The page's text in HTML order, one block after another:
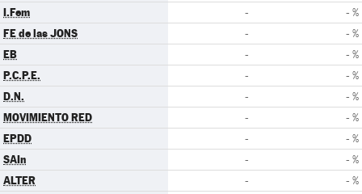
I.Fem - - %
FE de las JONS - - %
EB - - %
P.C.P.E. - - %
D.N. - - %
MOVIMIENTO RED - - %
EPDD - - %
SAIn - - %
ALTER - - %